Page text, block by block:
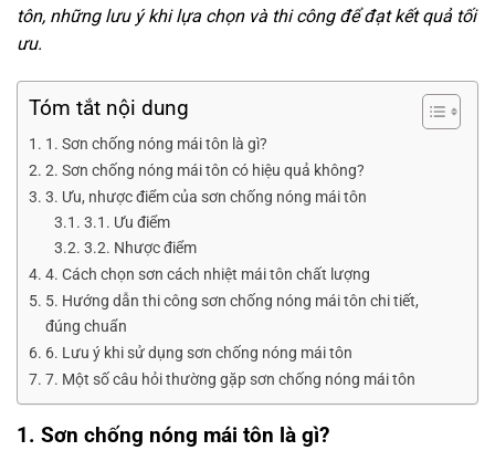
tôn, những lưu ý khi lựa chọn và thi công để đạt kết quả tối
ưu.
Tóm tắt nội dung
1. Sơn chống nóng mái tôn là gì?
2. Sơn chống nóng mái tôn có hiệu quả không?
3. Ưu, nhược điểm của sơn chống nóng mái tôn
3.1. Ưu điểm
3.2. Nhược điểm
4. Cách chọn sơn cách nhiệt mái tôn chất lượng
5. Hướng dẫn thi công sơn chống nóng mái tôn chi tiết,
đúng chuẩn
6. Lưu ý khi sử dụng sơn chống nóng mái tôn
7. Một số câu hỏi thường gặp sơn chống nóng mái tôn
1. Sơn chống nóng mái tôn là gì?